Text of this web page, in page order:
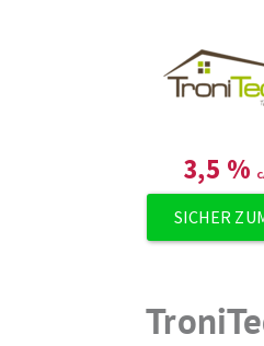
3,5 %
SICHER